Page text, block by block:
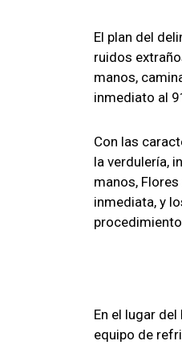
El plan del
ruidos
manos,
inmediato al
Con las
la verdulería,
manos,
inmediata, y
En el lugar
equipo de